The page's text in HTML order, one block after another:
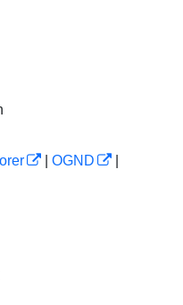
OGND